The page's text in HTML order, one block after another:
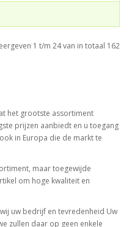
1 t/m 24 van in totaal 162
het grootste assortiment
prijzen aanbiedt en u toegang
in Europa die de markt te
maar toegewijde
om hoge kwaliteit en
uw bedrijf en tevredenheid Uw
zullen daar op geen enkele